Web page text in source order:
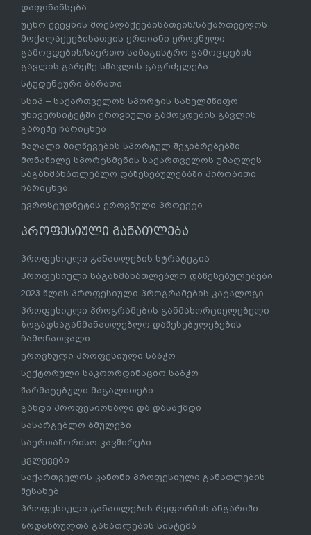
დაფინანსება
უცხო ქვეყნის მოქალაქეებისათვის/საქართველოს
მოქალაქეებისათვის ერთიანი ეროვნული
გამოცდების/საერთო სამაგისტრო გამოცდების
გავლის გარეშე სწავლის გაგრძელება
სტუდენტური ბარათი
სსიპ – საქართველოს სპორტის სახელმწიფო
უნივერსიტეტში ეროვნული გამოცდების გავლის
გარეშე ჩარიცხვა
მაღალი მიღწევების სპორტულ შეჯიბრებებში
მონაწილე სპორტსმენის საქართველოს უმაღლეს
საგანმანათლებლო დაწესებულებაში პირობითი
ჩარიცხვა
ევროსტუდნეტის ეროვნული პროექტი
პროფესიული განათლება
პროფესიული განათლების სტრატეგია
პროფესიული საგანმანათლებლო დაწესებულებები
2023 წლის პროფესიული პროგრამების კატალოგი
პროფესიული პროგრამების განმახორციელებელი
ზოგადსაგანმანათლებლო დაწესებულებების
ჩამონათვალი
ეროვნული პროფესიული საბჭო
სექტორული საკოორდინაციო საბჭო
წარმატებული მაგალითები
გახდი პროფესიონალი და დასაქმდი
სასარგებლო ბმულები
საერთაშორისო კავშირები
კვლევები
საქართველოს კანონი პროფესიული განათლების
შესახებ
პროფესიული განათლების რეფორმის ანგარიში
ზრდასრულთა განათლების სისტემა